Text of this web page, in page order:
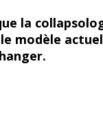
la
modèle